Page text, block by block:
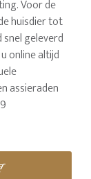
Voor de
huisdier tot
snel geleverd
online altijd
assieraden